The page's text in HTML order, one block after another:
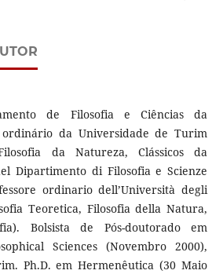
de Filosofia e Ciências da
ordinário da Universidade de Turim
da Natureza, Clássicos da
Dipartimento di Filosofia e Scienze
ordinario dell’Università degli
Teoretica, Filosofia della Natura,
Bolsista de Pós-doutorado em
Sciences (Novembro 2000),
Ph.D. em Hermenêutica (30 Maio